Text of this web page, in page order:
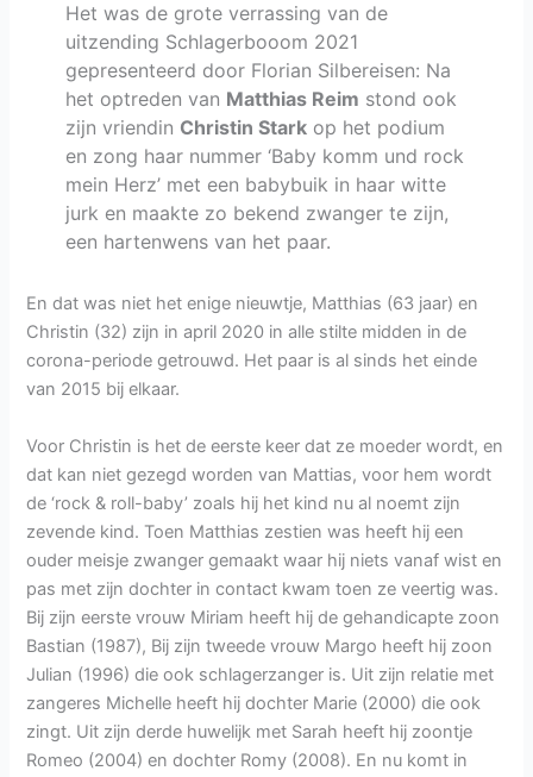
Het was de grote verrassing van de
uitzending Schlagerbooom 2021
gepresenteerd door Florian Silbereisen: Na
het optreden van Matthias Reim stond ook
zijn vriendin Christin Starkop het podium
en zong haar nummer ‘Baby komm und rock
mein Herz’ met een babybuik in haar witte
jurk en maakte zo bekend zwanger te zijn,
een hartenwens van het paar.
En dat was niet het enige nieuwtje, Matthias (63 jaar) en
Christin (32) zijn in april 2020 in alle stilte midden in de
corona-periode getrouwd. Het paar is al sinds het einde
van 2015 bij elkaar.
Voor Christin is het de eerste keer dat ze moeder wordt, en
dat kan niet gezegd worden van Mattias, voor hem wordt
de ‘rock & roll-baby’ zoals hij het kind nu al noemt zijn
zevende kind. Toen Matthias zestien was heeft hij een
ouder meisje zwanger gemaakt waar hij niets vanaf wist en
pas met zijn dochter in contact kwam toen ze veertig was.
Bij zijn eerste vrouw Miriam heeft hij de gehandicapte zoon
Bastian (1987), Bij zijn tweede vrouw Margo heeft hij zoon
Julian (1996) die ook schlagerzanger is. Uit zijn relatie met
zangeres Michelle heeft hij dochter Marie (2000) die ook
zingt. Uit zijn derde huwelijk met Sarah heeft hij zoontje
Romeo (2004) en dochter Romy (2008). En nu komt in